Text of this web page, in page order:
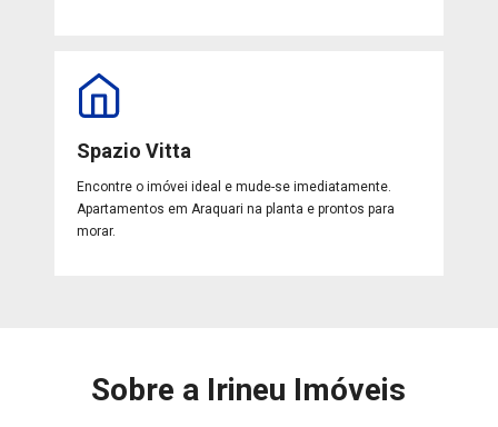
Spazio Vitta
Encontre o imóvei ideal e mude-se imediatamente.
Apartamentos em Araquari na planta e prontos para
morar.
Sobre a Irineu Imóveis